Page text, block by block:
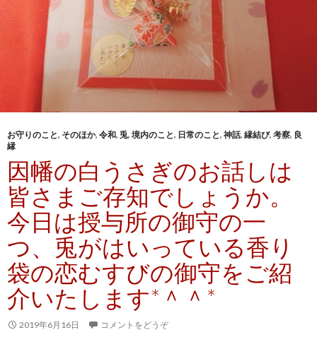
お守りのこと, そのほか, 令和, 兎, 境内のこと, 日常のこと, 神話, 縁結び, 考察, 良
縁
因幡の白うさぎのお話しは
皆さまご存知でしょうか。
今日は授与所の御守の一
つ、兎がはいっている香り
袋の恋むすびの御守をご紹
介いたします*＾＾*
2019年6月16日 コメントをどうぞ